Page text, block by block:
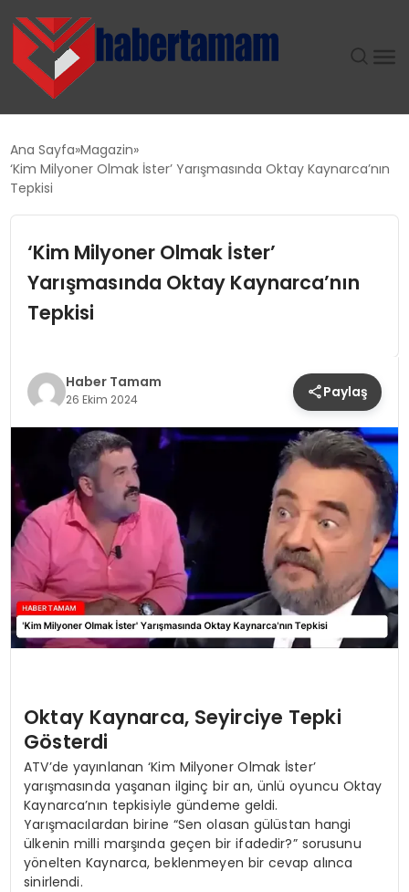
TEKNOLOJI
SAĞLIK
EKONOMI
MAGAZIN
SIYASET
EĞITIM
YAŞAM
Ana Sayfa Magazin
‘Kim Milyoner Olmak İster’ Yarışmasında Oktay Kaynarca’nın
Tepkisi
‘Kim Milyoner Olmak İster’
Yarışmasında Oktay Kaynarca’nın
Tepkisi
Haber Tamam
26 Ekim 2024 Paylaş
Oktay Kaynarca, Seyirciye Tepki
Gösterdi
ATV’de yayınlanan ‘Kim Milyoner Olmak İster’
yarışmasında yaşanan ilginç bir an, ünlü oyuncu Oktay
Kaynarca’nın tepkisiyle gündeme geldi.
Yarışmacılardan birine “Sen olasan gülüstan hangi
ülkenin milli marşında geçen bir ifadedir?” sorusunu
yönelten Kaynarca, beklenmeyen bir cevap alınca
sinirlendi.